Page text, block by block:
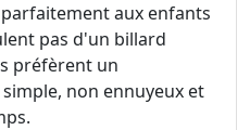
aux enfants
pas d'un billard
préfèrent un
non ennuyeux et